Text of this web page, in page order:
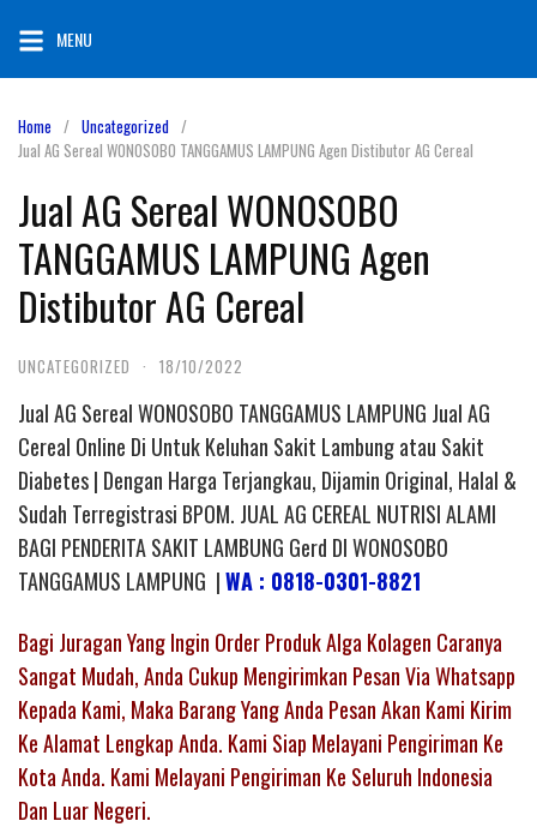
content
MENU
Home
Uncategorized
Jual AG Sereal WONOSOBO TANGGAMUS LAMPUNG Agen Distibutor AG Cereal
Jual AG Sereal WONOSOBO
TANGGAMUS LAMPUNG Agen
Distibutor AG Cereal
UNCATEGORIZED · 18/10/2022
Jual AG Sereal WONOSOBO TANGGAMUS LAMPUNG Jual AG
Cereal Online Di Untuk Keluhan Sakit Lambung atau Sakit
Diabetes | Dengan Harga Terjangkau, Dijamin Original, Halal &
Sudah Terregistrasi BPOM. JUAL AG CEREAL NUTRISI ALAMI
BAGI PENDERITA SAKIT LAMBUNG Gerd DI WONOSOBO
TANGGAMUS LAMPUNG |WA : 0818-0301-8821
Bagi Juragan Yang Ingin Order Produk Alga Kolagen Caranya
Sangat Mudah, Anda Cukup Mengirimkan Pesan Via Whatsapp
Kepada Kami, Maka Barang Yang Anda Pesan Akan Kami Kirim
Ke Alamat Lengkap Anda. Kami Siap Melayani Pengiriman Ke
Kota Anda. Kami Melayani Pengiriman Ke Seluruh Indonesia
Dan Luar Negeri.